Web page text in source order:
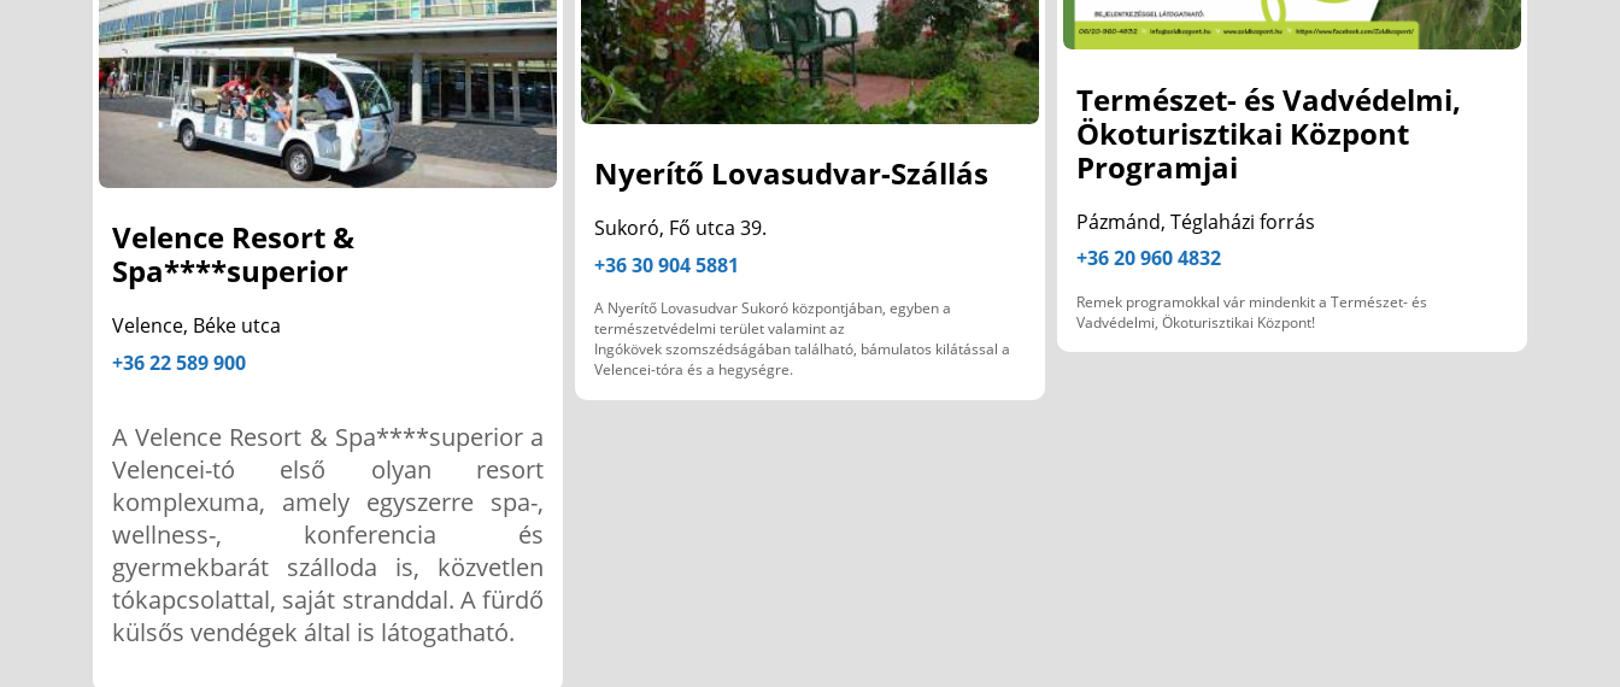
Velence Resort &
Spa****superior
Velence, Béke utca
+36 22 589 900
A Velence Resort & Spa****superior a
Velencei-tó első olyan resort
komplexuma, amely egyszerre spa-,
wellness-, konferencia és
gyermekbarát szálloda is, közvetlen
tókapcsolattal, saját stranddal. A fürdő
külsős vendégek által is látogatható.
Nyerítő Lovasudvar-Szállás
Sukoró, Fő utca 39.
+36 30 904 5881
A Nyerítő Lovasudvar Sukoró központjában, egyben a
természetvédelmi terület valamint az
Ingókövek szomszédságában található, bámulatos kilátással a
Velencei-tóra és a hegységre.
Természet- és Vadvédelmi,
Ökoturisztikai Központ
Programjai
Pázmánd, Téglaházi forrás
+36 20 960 4832
Remek programokkal vár mindenkit a Természet- és
Vadvédelmi, Ökoturisztikai Központ!